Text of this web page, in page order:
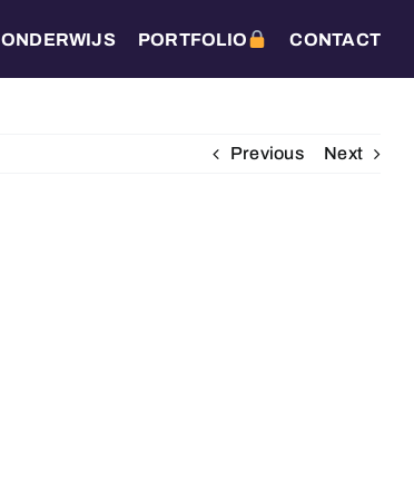
ONDERWIJS PORTFOLIO CONTACT
Previous Next